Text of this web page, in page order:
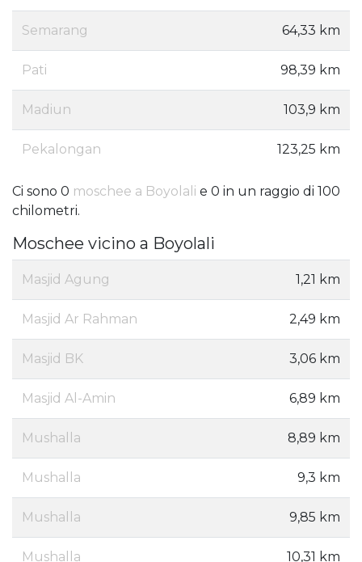
Semarang 64,33 km
Pati 98,39 km
Madiun 103,9 km
Pekalongan 123,25 km
Ci sono 0 moschee a Boyolali e 0 in un raggio di 100
chilometri.
Moschee vicino a Boyolali
Masjid Agung 1,21 km
Masjid Ar Rahman 2,49 km
Masjid BK 3,06 km
Masjid Al-Amin 6,89 km
Mushalla 8,89 km
Mushalla 9,3 km
Mushalla 9,85 km
Mushalla 10,31 km